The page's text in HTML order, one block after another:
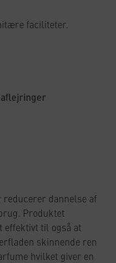
faciliteter.
dannelse af
Produktet
effektivt til også at
skinnende ren
hvilket giver en